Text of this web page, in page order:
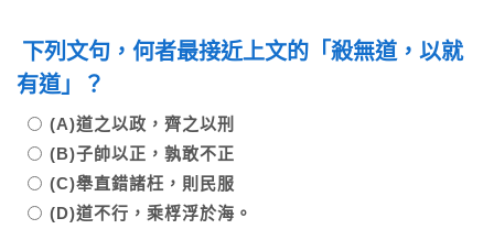
下列文句，何者最接近上文的「殺無道，以就
有道」？
(A)道之以政，齊之以刑
(B)子帥以正，孰敢不正
(C)舉直錯諸枉，則民服
(D)道不行，乘桴浮於海。